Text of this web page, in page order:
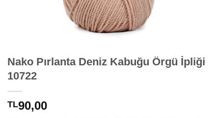
Nako Pırlanta Deniz Kabuğu Örgü İpliği
10722
TL90,00